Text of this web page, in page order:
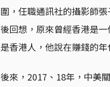
圍，任職通訊社的攝影師
後回想，原來曾經香港是
是香港人，他說在賺錢的
後來，2017、18年，中美